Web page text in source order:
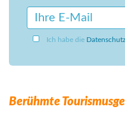
Ich habe die
Berühmte